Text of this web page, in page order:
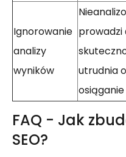
Ignorowanie
analizy
wyników
prowadzi
utrudnia
FAQ - Jak
SEO?